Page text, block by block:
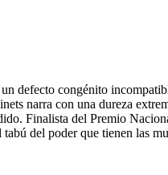
defecto congénito
narra con una dureza
Finalista del Premio
del poder que tienen las